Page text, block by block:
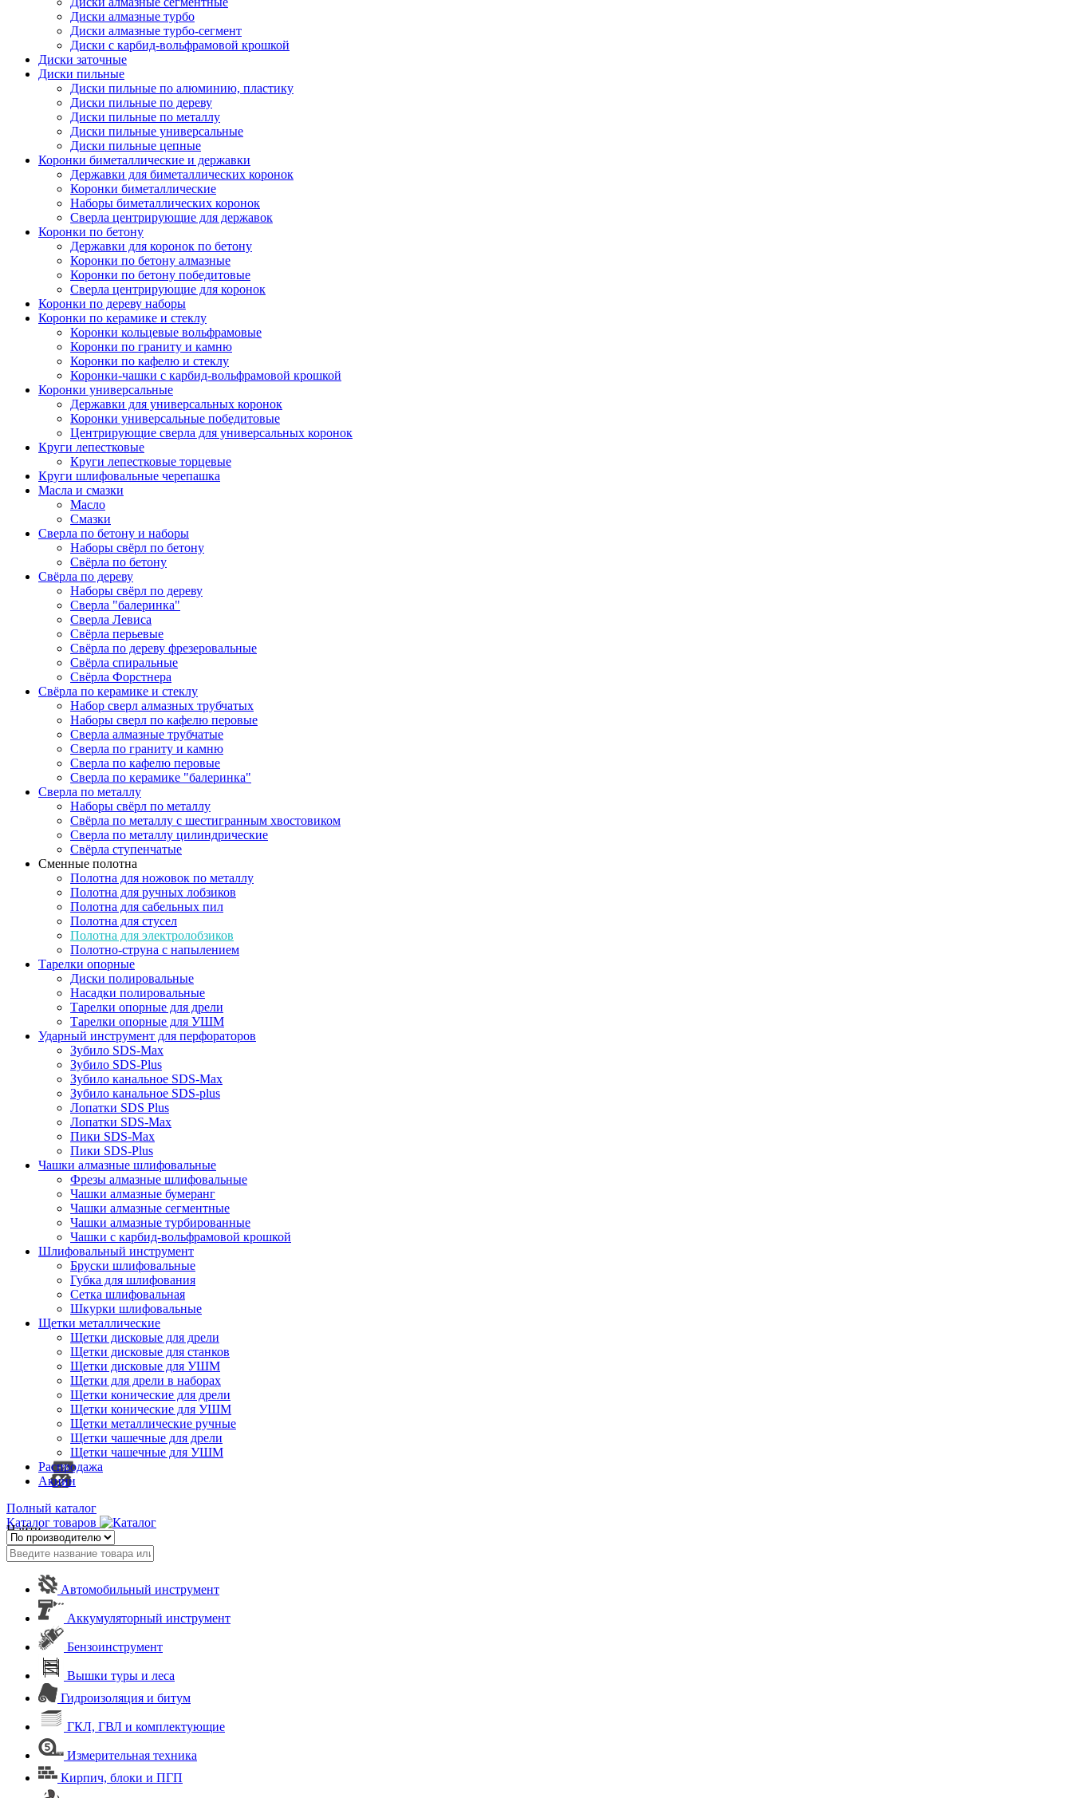
Диски алмазные турбо
Диски алмазные турбо-сегмент
Диски с карбид-вольфрамовой крошкой
Диски заточные
Диски пильные
Диски пильные по алюминию, пластику
Диски пильные по дереву
Диски пильные по металлу
Диски пильные универсальные
Диски пильные цепные
Коронки биметаллические и державки
Державки для биметаллических коронок
Коронки биметаллические
Наборы биметаллических коронок
Сверла центрирующие для державок
Коронки по бетону
Державки для коронок по бетону
Коронки по бетону алмазные
Коронки по бетону победитовые
Сверла центрирующие для коронок
Коронки по дереву наборы
Коронки по керамике и стеклу
Коронки кольцевые вольфрамовые
Коронки по граниту и камню
Коронки по кафелю и стеклу
Коронки-чашки с карбид-вольфрамовой крошкой
Коронки универсальные
Державки для универсальных коронок
Коронки универсальные победитовые
Центрирующие сверла для универсальных коронок
Круги лепестковые
Круги лепестковые торцевые
Круги шлифовальные черепашка
Масла и смазки
Масло
Смазки
Сверла по бетону и наборы
Наборы свёрл по бетону
Свёрла по бетону
Свёрла по дереву
Наборы свёрл по дереву
Сверла "балеринка"
Сверла Левиса
Свёрла перьевые
Свёрла по дереву фрезеровальные
Свёрла спиральные
Свёрла Форстнера
Свёрла по керамике и стеклу
Набор сверл алмазных трубчатых
Наборы сверл по кафелю перовые
Сверла алмазные трубчатые
Сверла по граниту и камню
Сверла по кафелю перовые
Сверла по керамике "балеринка"
Сверла по металлу
Наборы свёрл по металлу
Свёрла по металлу с шестигранным хвостовиком
Сверла по металлу цилиндрические
Свёрла ступенчатые
Сменные полотна
Полотна для ножовок по металлу
Полотна для ручных лобзиков
Полотна для сабельных пил
Полотна для стусел
Полотна для электролобзиков
Полотно-струна с напылением
Тарелки опорные
Диски полировальные
Насадки полировальные
Тарелки опорные для дрели
Тарелки опорные для УШМ
Ударный инструмент для перфораторов
Зубило SDS-Max
Зубило SDS-Plus
Зубило канальное SDS-Max
Зубило канальное SDS-plus
Лопатки SDS Plus
Лопатки SDS-Max
Пики SDS-Max
Пики SDS-Plus
Чашки алмазные шлифовальные
Фрезы алмазные шлифовальные
Чашки алмазные бумеранг
Чашки алмазные сегментные
Чашки алмазные турбированные
Чашки с карбид-вольфрамовой крошкой
Шлифовальный инструмент
Бруски шлифовальные
Губка для шлифования
Сетка шлифовальная
Шкурки шлифовальные
Щетки металлические
Щетки дисковые для дрели
Щетки дисковые для станков
Щетки дисковые для УШМ
Щетки для дрели в наборах
Щетки конические для дрели
Щетки конические для УШМ
Щетки металлические ручные
Щетки чашечные для дрели
Щетки чашечные для УШМ
Распродажа
Акции
Полный каталог
Каталог товаров
Найти
Автомобильный инструмент
Аккумуляторный инструмент
Бензоинструмент
Вышки туры и леса
Гидроизоляция и битум
ГКЛ, ГВЛ и комплектующие
Измерительная техника
Кирпич, блоки и ПГП